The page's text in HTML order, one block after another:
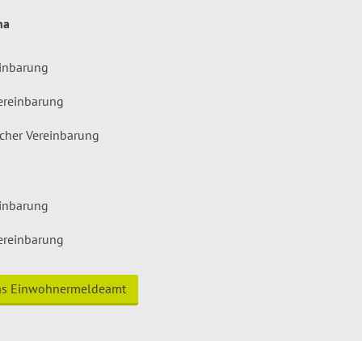
Vereinbarung
Einwohnermeldeamt